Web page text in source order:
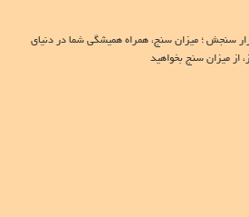
سنجش ؛ میزان سنج، همراه همیشگی شما در دنیای
از میزان سنج بخواهید